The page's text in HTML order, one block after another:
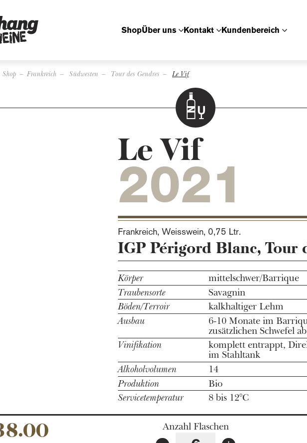
ShopÜber uns Kontakt Kundenbereich
Shop Frankreich Südwesten Tour des Gendres Le Vif
Le Vif
2021
Frankreich, Weisswein, 0,75 Ltr.
IGP Périgord Blanc, Tour
Körper
mittelschwer/Barrique
Traubensorte
Savagnin
Böden/Terroir
kalkhaltiger Lehm
Ausbau
6-10 Monate im
zusätzlichen Schwefel
Vinifikation
komplett entrappt,
im Stahltank
Alkoholvolumen
14
Produktion
Bio
Servicetemperatur
8 bis 12°C
Anzahl Flaschen